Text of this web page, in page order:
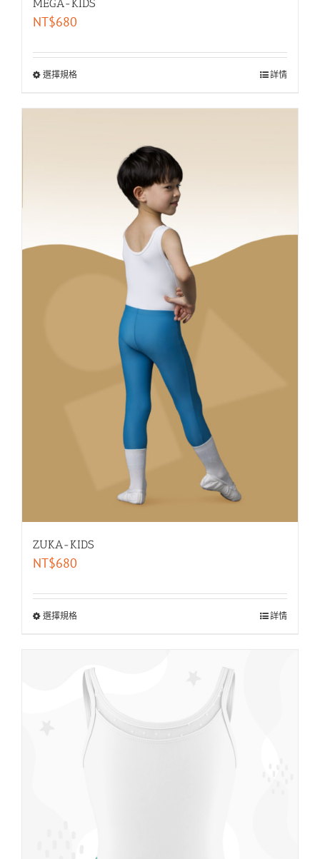
MEGA-KIDS
NT$680
選擇規格 詳情
ZUKA-KIDS
NT$680
選擇規格 詳情